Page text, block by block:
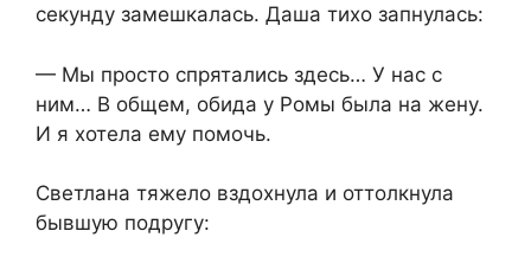
секунду замешкалась. Даша тихо запнулась:
— Мы просто спрятались здесь… У нас с
ним… В общем, обида у Ромы была на жену.
И я хотела ему помочь.
Светлана тяжело вздохнула и оттолкнула
бывшую подругу: